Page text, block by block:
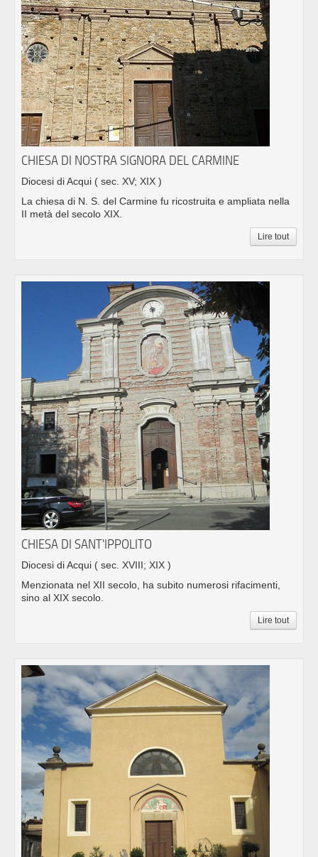
CHIESA DI NOSTRA SIGNORA DEL CARMINE
Diocesi di Acqui ( sec. XV; XIX )
La chiesa di N. S. del Carmine fu ricostruita e ampliata nella
II metà del secolo XIX.
Lire tout
CHIESA DI SANT'IPPOLITO
Diocesi di Acqui ( sec. XVIII; XIX )
Menzionata nel XII secolo, ha subito numerosi rifacimenti,
sino al XIX secolo.
Lire tout